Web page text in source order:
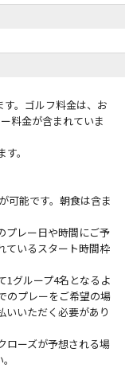
す。ゴルフ料金は、お
料金が含まれていま
。
可能です。朝食は含ま
プレー日や時間にご予
ているスタート時間枠
1グループ4名となるよ
のプレーをご希望の場
いいただく必要があり
ローズが予想される場